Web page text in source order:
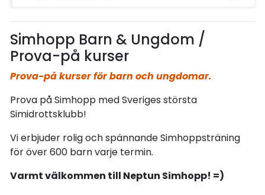
Simhopp Barn & Ungdom /
Prova-på kurser
Prova-på kurser för barn och ungdomar.
Prova på Simhopp med Sveriges största
Simidrottsklubb!
Vi erbjuder rolig och spännande Simhoppsträning
för över 600 barn varje termin.
Varmt välkommen till Neptun Simhopp! =)